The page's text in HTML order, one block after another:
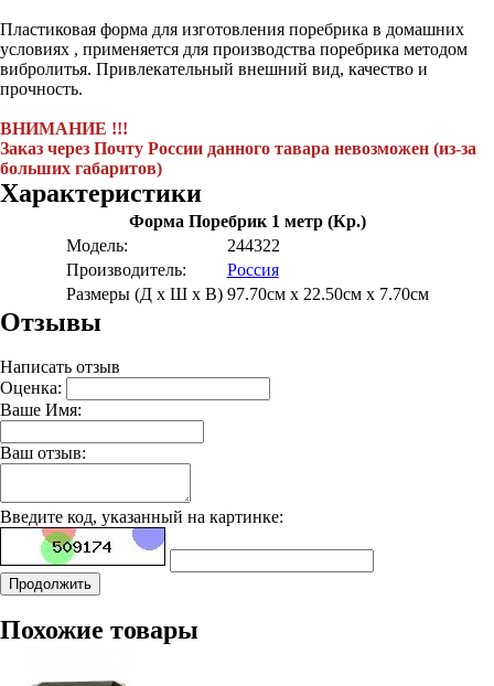
Пластиковая форма для изготовления поребрика в домашних
условиях , применяется для производства поребрика методом
вибролитья. Привлекательный внешний вид, качество и
прочность.
ВНИМАНИЕ !!!
Заказ через Почту России данного тавара невозможен (из-за
больших габаритов)
Характеристики
Форма Поребрик 1 метр (Кр.)
Модель:
244322
Производитель:
Россия
Размеры (Д х Ш х В) 97.70см x 22.50см x 7.70см
Отзывы
Написать отзыв
Оценка:
Ваше Имя:
Ваш отзыв:
Введите код, указанный на картинке:
Продолжить
Похожие товары